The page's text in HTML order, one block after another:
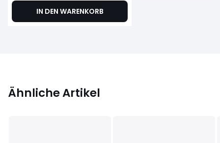
IN DEN WARENKORB
Ähnliche Artikel